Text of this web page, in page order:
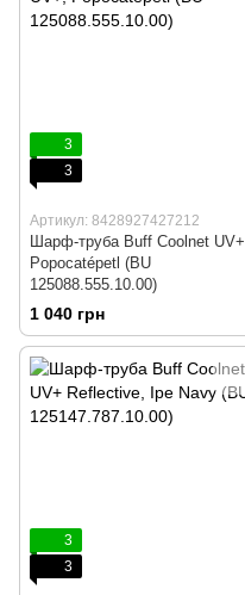
3
3
Артикул: 8428927427212
Шарф-труба Buff Coolnet UV+,
Popocatépetl (BU
125088.555.10.00)
1 040 грн
3
3